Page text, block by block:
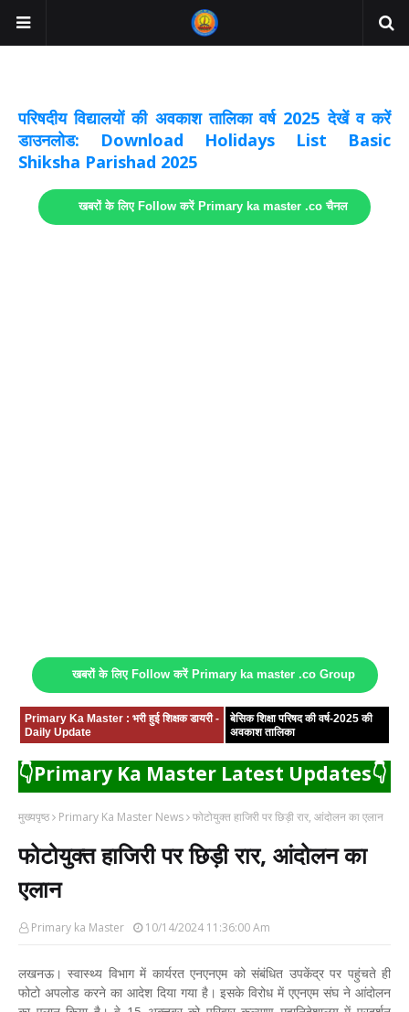
परिषदीय विद्यालयों की अवकाश तालिका वर्ष 2025 देखें व करें
डाउनलोड: Download Holidays List Basic
Shiksha Parishad 2025
खबरों के लिए Follow करें Primary ka master .co चैनल
खबरों के लिए Follow करें Primary ka master .co Group
Primary Ka Master : भरी हुई शिक्षक डायरी -
Daily Update
बेसिक शिक्षा परिषद की वर्ष-2025 की
अवकाश तालिका
👇Primary Ka Master Latest Updates👇
मुख्यपृष्ठ Primary Ka Master News फोटोयुक्त हाजिरी पर छिड़ी रार, आंदोलन का एलान
फोटोयुक्त हाजिरी पर छिड़ी रार, आंदोलन का
एलान
Primary ka Master 10/14/2024 11:36:00 Am
लखनऊ। स्वास्थ्य विभाग में कार्यरत एनएनएम को संबंधित उपकेंद्र पर पहुंचते ही
फोटो अपलोड करने का आदेश दिया गया है। इसके विरोध में एएनएम संघ ने आंदोलन